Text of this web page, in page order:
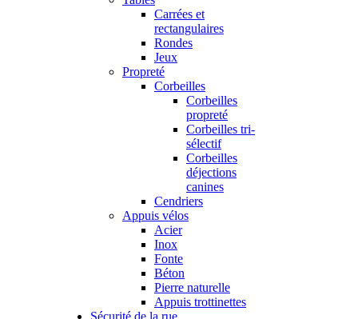
Carrées et
rectangulaires
Rondes
Jeux
Propreté
Corbeilles
Corbeilles
propreté
Corbeilles tri-
sélectif
Corbeilles
déjections
canines
Cendriers
Appuis vélos
Acier
Inox
Fonte
Béton
Pierre naturelle
Appuis trottinettes
Sécurité de la rue